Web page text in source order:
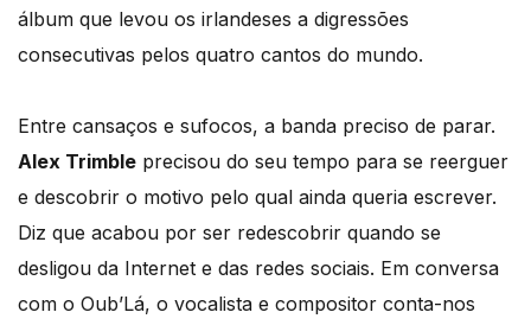
álbum que levou os irlandeses a digressões
consecutivas pelos quatro cantos do mundo.
Entre cansaços e sufocos, a banda preciso de parar.
Alex Trimble precisou do seu tempo para se reerguer
e descobrir o motivo pelo qual ainda queria escrever.
Diz que acabou por ser redescobrir quando se
desligou da Internet e das redes sociais. Em conversa
com o Oub’Lá, o vocalista e compositor conta-nos